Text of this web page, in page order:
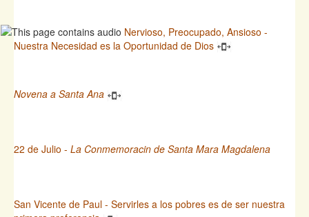
Nervioso, Preocupado, Ansioso -
Nuestra Necesidad es la Oportunidad de Dios
Novena a Santa Ana
22 de Julio - La Conmemoracin de Santa Mara Magdalena
San Vicente de Paul - Servirles a los pobres es de ser nuestra